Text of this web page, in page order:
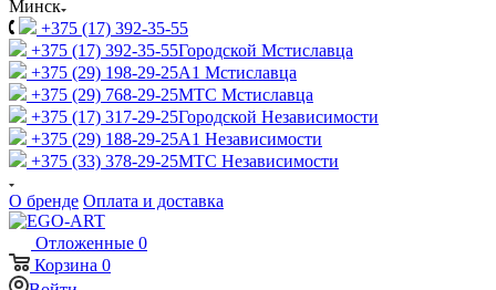
Минск
+375 (17) 392-35-55
+375 (17) 392-35-55Городской Мстиславца
+375 (29) 198-29-25A1 Мстиславца
+375 (29) 768-29-25МТС Мстиславца
+375 (17) 317-29-25Городской Независимости
+375 (29) 188-29-25A1 Независимости
+375 (33) 378-29-25МТС Независимости
О бренде Оплата и доставка
Отложенные 0
Корзина 0